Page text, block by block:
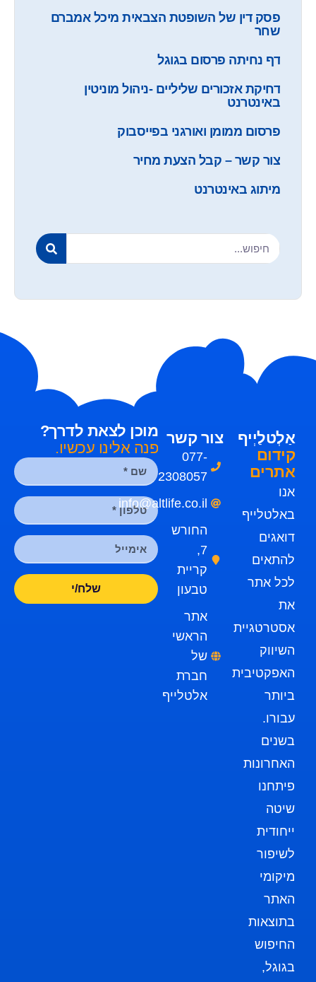
פסק דין של השופטת הצבאית מיכל אמברם
שחר
דף נחיתה פרסום בגוגל
דחיקת אזכורים שליליים -ניהול מוניטין
באינטרנט
פרסום ממומן ואורגני בפייסבוק
צור קשר – קבל הצעת מחיר
מיתוג באינטרנט
אַלְטלַיְיף
קידום
אתרים
אנו
באלטלייף
דואגים
להתאים
לכל אתר
את
אסטרטגיית
השיווק
האפקטיבית
ביותר
עבורו.
בשנים
האחרונות
פיתחנו
שיטה
ייחודית
לשיפור
מיקומי
האתר
בתוצאות
החיפוש
בגוגל,
צור קשר
077-
2308057
info@altlife.co.il
החורש
7,
קריית
טבעון
אתר
הראשי
של
חברת
אלטלייף
מוכן לצאת לדרך?
פנה אלינו עכשיו.
שלח/י